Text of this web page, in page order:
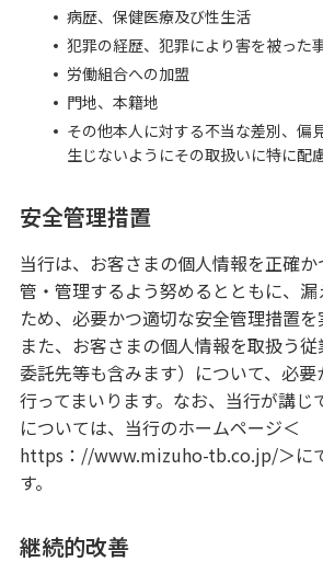
病歴、保健医療及び性生活
犯罪の経歴、犯罪により害を被った
労働組合への加盟
門地、本籍地
その他本人に対する不当な差別、偏
生じないようにその取扱いに特に配
安全管理措置
当行は、お客さまの個人情報を正確
管・管理するよう努めるとともに、
ため、必要かつ適切な安全管理措置を
また、お客さまの個人情報を取扱う
委託先等も含みます）について、必
行ってまいります。なお、当行が講じ
については、当行のホームページ＜
https：//www.mizuho-tb.co.jp/＞に
す。
継続的改善